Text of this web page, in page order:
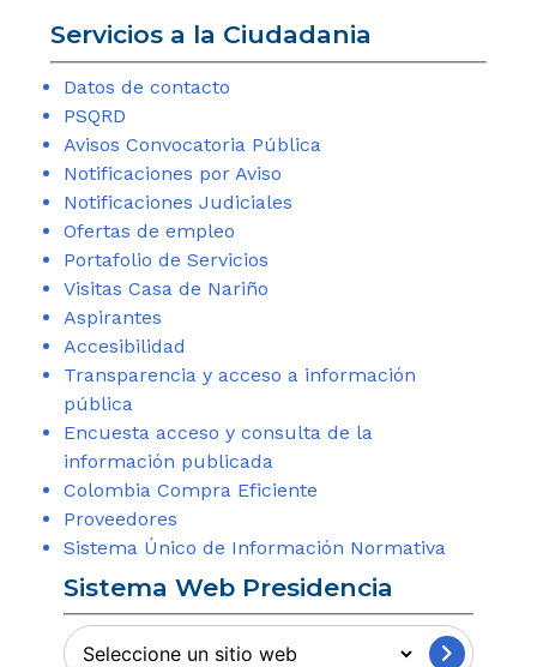
Servicios a la Ciudadania
Datos de contacto
PSQRD
Avisos Convocatoria Pública
Notificaciones por Aviso
Notificaciones Judiciales
Ofertas de empleo
Portafolio de Servicios
Visitas Casa de Nariño
Aspirantes
Accesibilidad
Transparencia y acceso a información
pública
Encuesta acceso y consulta de la
información publicada
Colombia Compra Eficiente
Proveedores
Sistema Único de Información Normativa
Sistema Web Presidencia
Sitios